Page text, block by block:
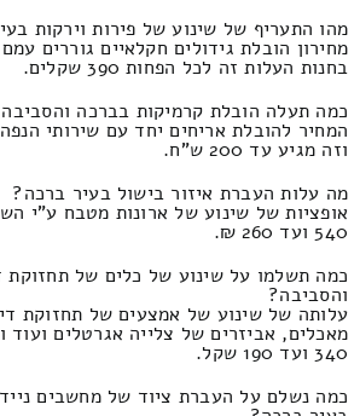
מהו התעריף של שינוע של פירות וירקות
מחירון הובלת גידולים חקלאיים גוררים
בחנות העלות זה לכל הפחות 390 שקלים.
כמה תעלה הובלת קרמיקות בברכה
וזה מגיע עד 200 ש"ח.
מה עלות העברת איזור בישול בעיר ברכה?
אופציות של שינוע של ארונות מטבח ע"י
540 ועד 260 ₪.
כמה תשלמו על שינוע של כלים של תחזוקת
והסביבה?
עלותה של שינוע של אמצעים של תחזוקת
מאכלים, אביזרים של צלייה אגרטלים ועוד
340 ועד 190 שקל.
כמה נשלם על העברת ציוד של מחשבים